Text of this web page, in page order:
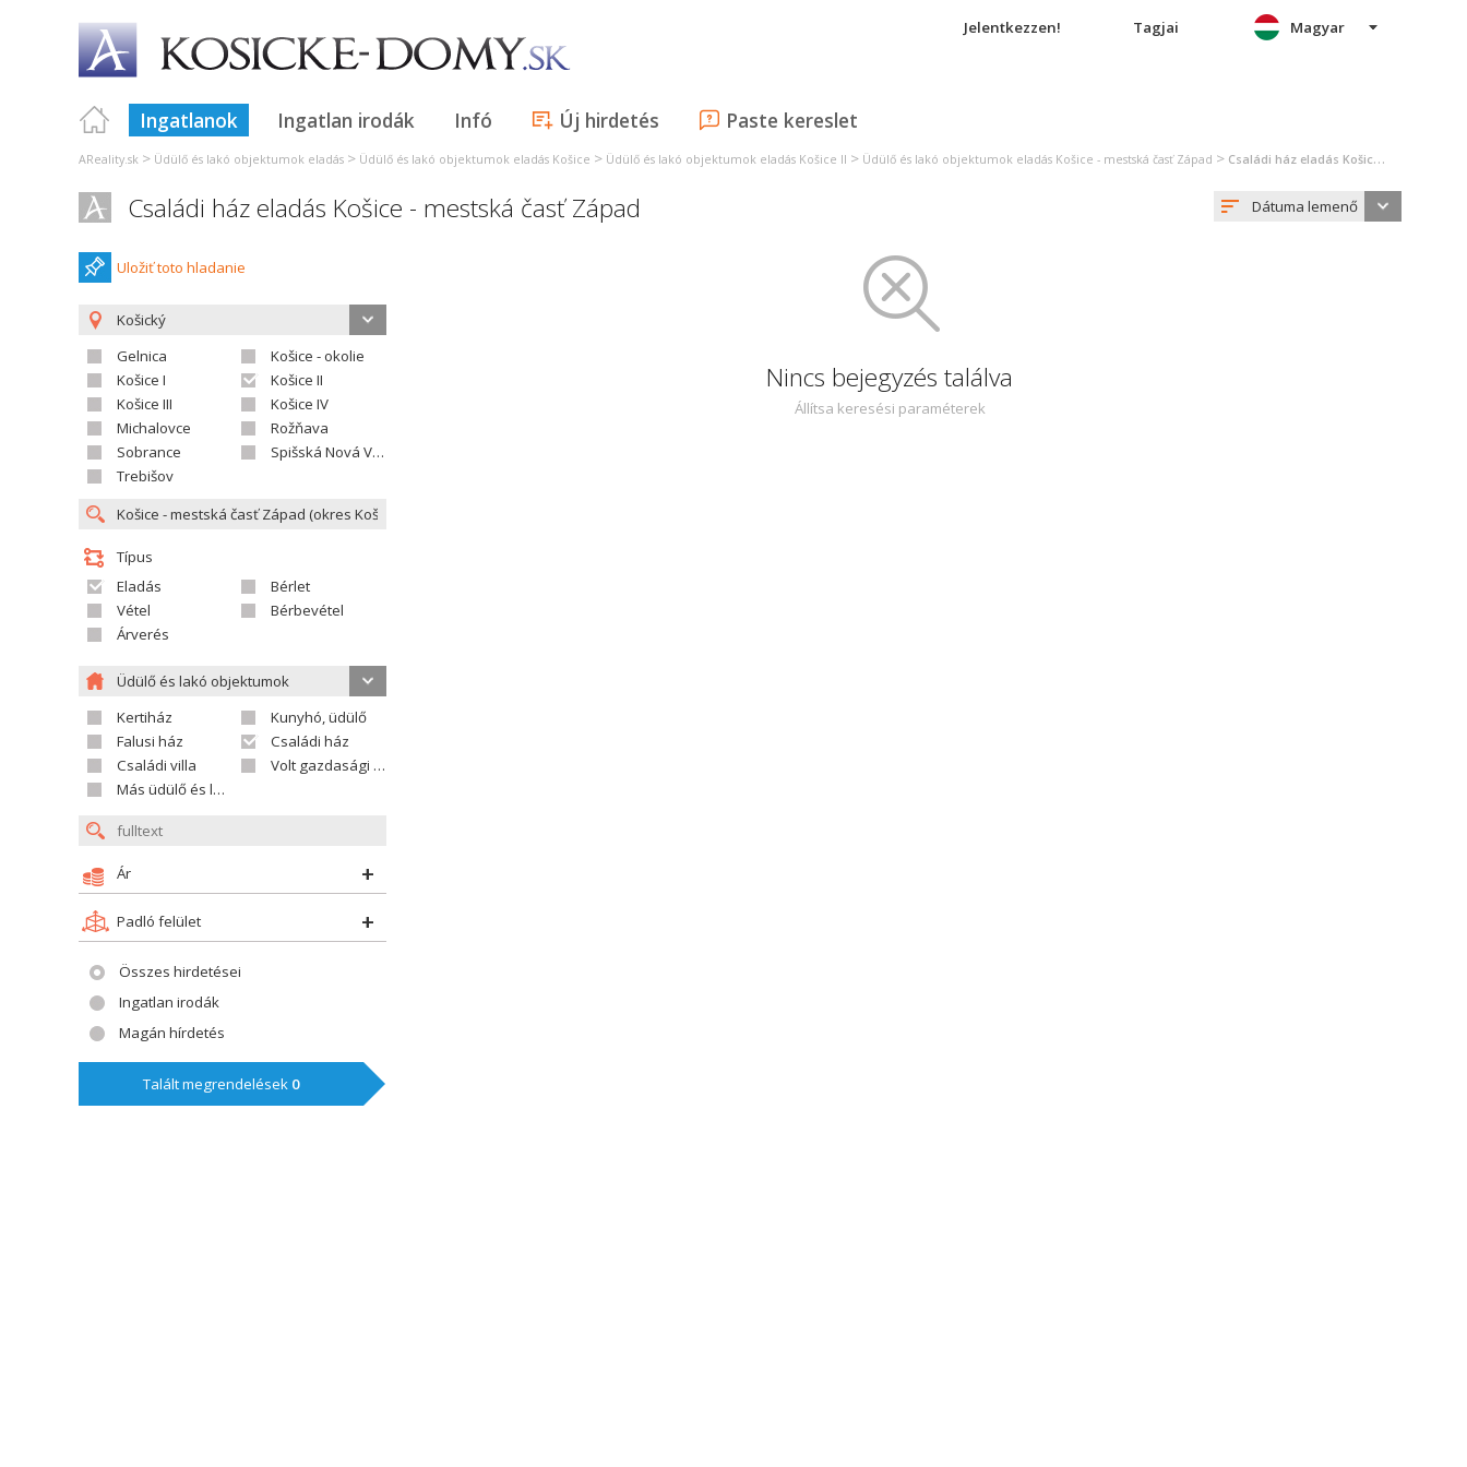
Jelentkezzen! Tagjai
Ingatlanok Ingatlan irodák Infó Új hirdetés Paste kereslet
Magyar
AReality.sk > Üdülő és lakó objektumok eladás > Üdülő és lakó objektumok eladás Košice > Üdülő és lakó objektumok eladás Košice II > Üdülő és lakó objektumok eladás Košice - mestská časť Západ > Családi ház eladás Košice - mestská časť Západ
Családi ház eladás Košice - mestská časť Západ Dátuma lemenő
Uložiť toto hladanie
Košický
Gelnica
Košice - okolie
Košice I
Košice II
Košice III
Košice IV
Michalovce
Rožňava
Sobrance
Spišská Nová Ves
Trebišov
Típus
Eladás
Bérlet
Vétel
Bérbevétel
Árverés
Üdülő és lakó objektumok
Kertiház
Kunyhó, üdülő
Falusi ház
Családi ház
Családi villa
Volt gazdasági település
Más üdülő és lakó objektumok
Ár
Padló felület
Összes hirdetései
Ingatlan irodák
Magán hírdetés
Talált megrendelések 0
Nincs bejegyzés találva
Állítsa keresési paraméterek